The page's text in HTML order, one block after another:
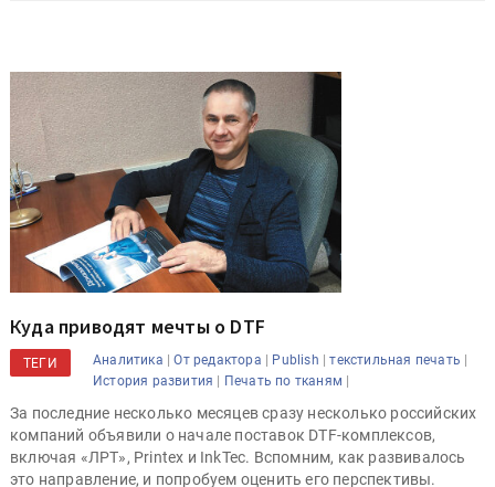
Куда приводят мечты о DTF
ТЕГИ Аналитика |От редактора | Publish |текстильная печать |
История развития | Печать по тканям |
За последние несколько месяцев сразу несколько российских
компаний объявили о начале поставок DTF-комплексов,
включая «ЛРТ», Printex и InkTec. Вспомним, как развивалось
это направление, и попробуем оценить его перспективы.